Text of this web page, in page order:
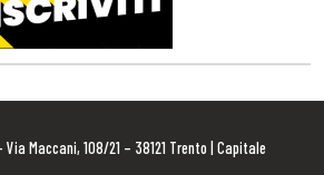
Maccani, 108/21 – 38121 Trento | Capitale